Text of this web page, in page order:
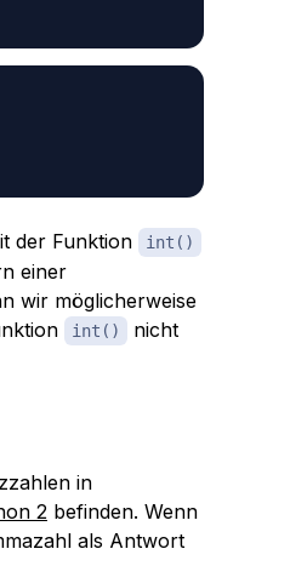
der Funktion int()
einer
wir möglicherweise
int()
nicht
in
2 befinden. Wenn
als Antwort